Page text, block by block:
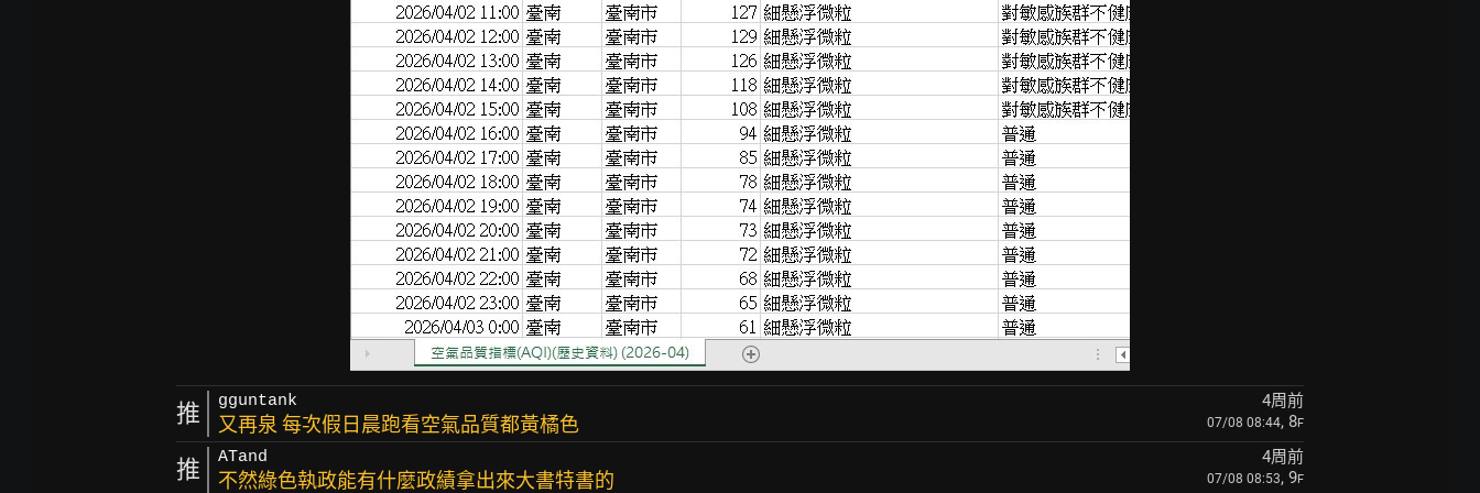
推 gguntank 4周前
又再泉 每次假日晨跑看空氣品質都黃橘色 07/08 08:44, 8F
推 ATand 4周前
不然綠色執政能有什麼政績拿出來大書特書的 07/08 08:53, 9F